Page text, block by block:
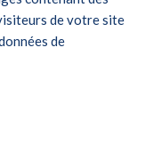
de votre site
de